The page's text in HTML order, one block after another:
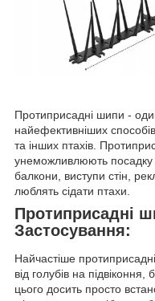
Протиприсадні шипи -
найефективніших
та інших птахів.
унеможливлюють посадку
балкони, виступи стін,
люблять сідати птахи.
Протиприсадні
Застосування:
Найчастіше
від голубів на
цього досить просто